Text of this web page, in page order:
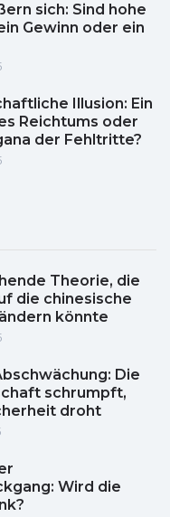
sich: Sind hohe
Gewinn oder ein
Illusion: Ein
Reichtums oder
der Fehltritte?
Theorie, die
die chinesische
könnte
Die
schrumpft,
droht
Wird die